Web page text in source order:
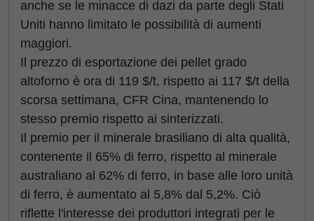
anche se le minacce di dazi da parte degli Stati
Uniti hanno limitato le possibilità di aumenti
maggiori.
Il prezzo di esportazione dei pellet grado
altoforno è ora di 119 $/t, rispetto ai 117 $/t della
scorsa settimana, CFR Cina, mantenendo lo
stesso premio rispetto ai sinterizzati.
Il premio per il minerale brasiliano di alta qualità,
contenente il 65% di ferro, rispetto al minerale
australiano al 62% di ferro, in base alle loro unità
di ferro, è aumentato al 5,8% dal 5,2%. Ciò
riflette l'interesse dei produttori integrati per le